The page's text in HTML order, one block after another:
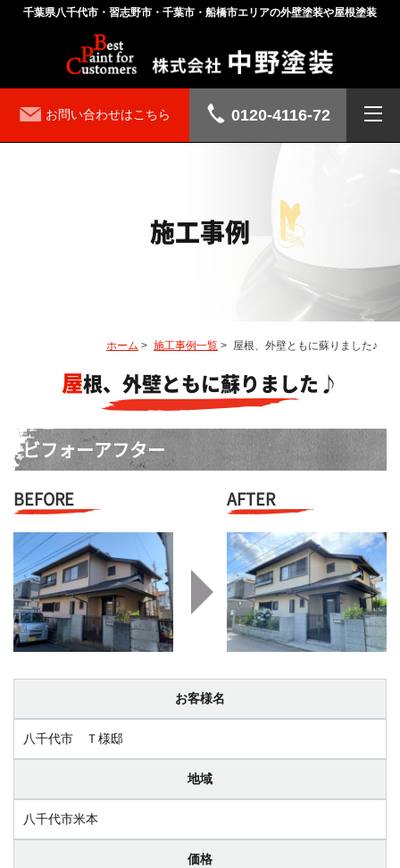
千葉県八千代市・習志野市・千葉市・船橋市エリアの外壁塗装や屋根塗装
お問い合わせはこちら 0120-4116-72
施工事例
ホーム > 施工事例一覧 > 屋根、外壁ともに蘇りました♪
屋根、外壁ともに蘇りました♪
ビフォーアフター
AFTER
BEFORE
お客様名
八千代市 Ｔ様邸
地域
八千代市米本
価格